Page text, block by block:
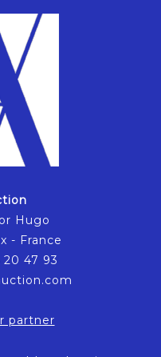
Hugo
- France
20 47 93
partner